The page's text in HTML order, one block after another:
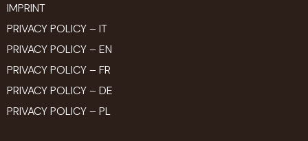
IMPRINT
PRIVACY POLICY – IT
PRIVACY POLICY – EN
PRIVACY POLICY – FR
PRIVACY POLICY – DE
PRIVACY POLICY – PL